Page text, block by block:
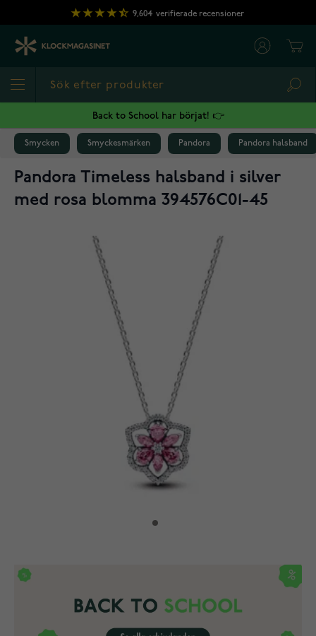
Hoppa till innehållet
9,604 verifierade recensioner
Back to School har börjat! 👉
Smycken Smyckesmärken Pandora Pandora halsband
Pandora Timeless halsband i silver
med rosa blomma 394576C01-45